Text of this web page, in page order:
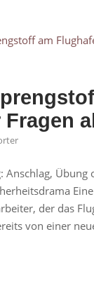
Fragen
Anschlag,
der das
von einer